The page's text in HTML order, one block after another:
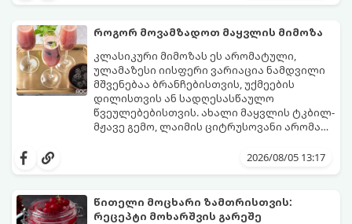
შეწვისას ფორმა იდეალურად შეინარჩუნოს
და არ დაიშალოს.
მომზადების დრო: 20 წუთი (დამატებით
მუხუდოს ჩალბობის დრო: 12-24 საათი)
შეწვის დრო: 10–15 წუთი ულუფა: 20–24 ცალი
ბურთულა (4–6 პორცია)
როგორ მოვამზადოთ მაყვლის მიმოზა
კლასიკური მიმოზას ეს არომატული,
ულამაზესი იისფერი ვარიაცია ნამდვილი
მშვენებაა ბრანჩებისთვის, უქმეების
დილისთვის ან სადღესასწაულო
წვეულებებისთვის. ახალი მაყვლის ტკბილ-
მჟავე გემო, ლაიმის ციტრუსოვანი არომატი
საოცრად დახვეწილ და მაგრილებელ
და მის მომზადებას მინიმალური
პორცია
2026/08/05 13:17
წითელი მოცხარი ზამთრისთვის:
რეცეპტი მოხარშვის გარეშე